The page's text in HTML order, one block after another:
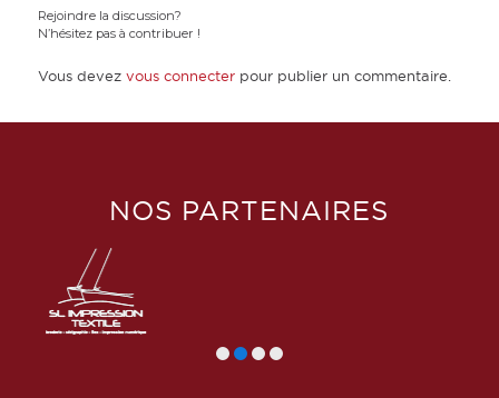
Rejoindre la discussion?
N’hésitez pas à contribuer !
Vous devez vous connecterpour publier un commentaire.
NOS PARTENAIRES